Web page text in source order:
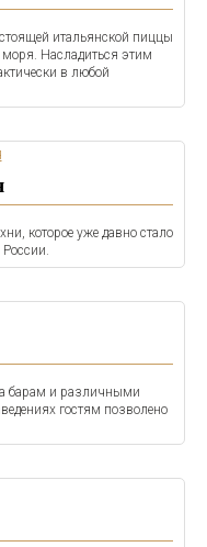
итальянской пиццы
моря. Насладиться этим
в любой
которое уже давно стало
барам и различными
гостям позволено